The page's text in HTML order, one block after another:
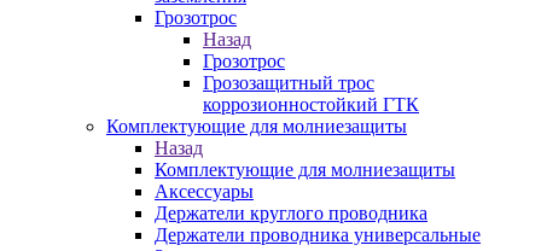
Грозотрос
Назад
Грозотрос
Грозозащитный трос
коррозионностойкий ГТК
Комплектующие для молниезащиты
Назад
Комплектующие для молниезащиты
Аксессуары
Держатели круглого проводника
Держатели проводника универсальные